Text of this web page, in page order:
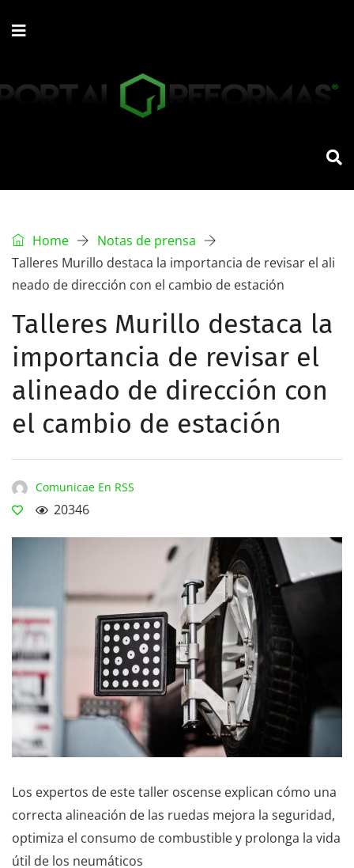
Home
Notas de prensa
Talleres Murillo destaca la importancia de revisar el ali
neado de dirección con el cambio de estación
Talleres Murillo destaca la
importancia de revisar el
alineado de dirección con
el cambio de estación
Comunicae En RSS
20346
Los expertos de este taller oscense explican cómo una
correcta alineación de las ruedas mejora la seguridad,
optimiza el consumo de combustible y prolonga la vida
útil de los neumáticos